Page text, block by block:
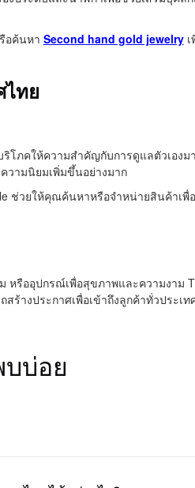
อค้นหา Second hand gold jewelryเ
ทย
ริโภคให้ความสำคัญกับการดูแลตัวเอง
วามนิยมเพิ่มขึ้นอย่างมาก
ช่วยให้คุณค้นหาหรือจำหน่ายสินค้าเพื่
รืออุปกรณ์เพื่อสุขภาพและความงาม
ร้างประกาศเพื่อเข้าถึงลูกค้าทั่วประเ
บ่อย